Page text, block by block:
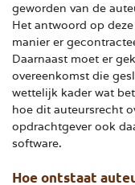
geworden van de
Het antwoord op
manier er
Daarnaast moet er
overeenkomst die
wettelijk kader wat
hoe dit auteursrecht
opdrachtgever ook
software.
Hoe ontstaat